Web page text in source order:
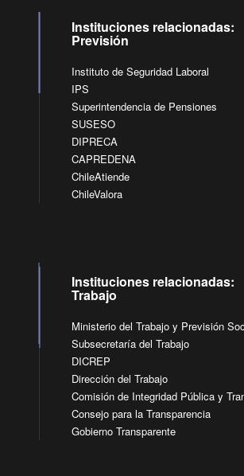
Instituciones relacionadas:
Previsión
Instituto de Seguridad Laboral
IPS
Superintendencia de Pensiones
SUSESO
DIPRECA
CAPREDENA
ChileAtiende
ChileValora
Instituciones relacionadas:
Trabajo
Ministerio del Trabajo y Previsión
Subsecretaría del Trabajo
DICREP
Dirección del Trabajo
Comisión de Integridad Pública y
Consejo para la Transparencia
Gobierno Transparente